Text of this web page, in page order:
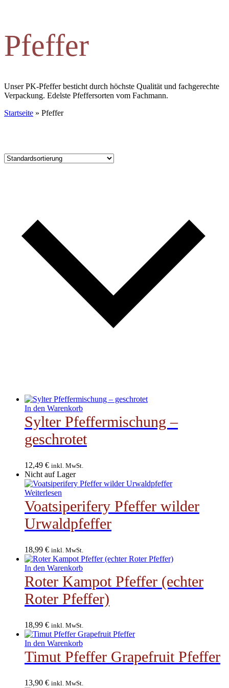
Pfeffer
Unser PK-Pfeffer besticht durch höchste Qualität und fachgerechte
Verpackung. Edelste Pfeffersorten vom Fachmann.
Startseite » Pfeffer
In den Warenkorb
Sylter Pfeffermischung –
geschrotet
12,49 € inkl. MwSt.
Nicht auf Lager
Weiterlesen
Voatsiperifery Pfeffer wilder
Urwaldpfeffer
18,99 € inkl. MwSt.
In den Warenkorb
Roter Kampot Pfeffer (echter
Roter Pfeffer)
18,99 € inkl. MwSt.
In den Warenkorb
Timut Pfeffer Grapefruit Pfeffer
13,90 € inkl. MwSt.